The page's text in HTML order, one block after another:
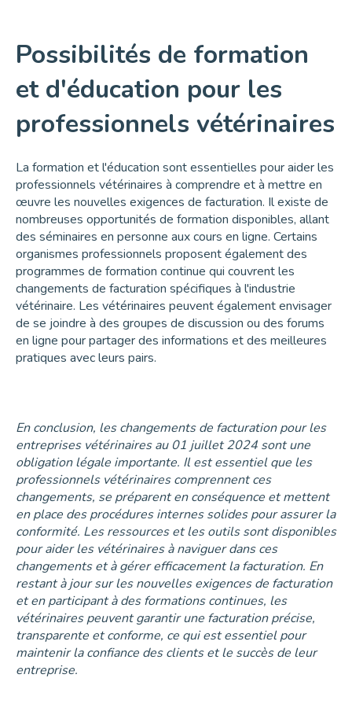
Possibilités de formation
et d'éducation pour les
professionnels vétérinaires
La formation et l'éducation sont essentielles pour aider les
professionnels vétérinaires à comprendre et à mettre en
œuvre les nouvelles exigences de facturation. Il existe de
nombreuses opportunités de formation disponibles, allant
des séminaires en personne aux cours en ligne. Certains
organismes professionnels proposent également des
programmes de formation continue qui couvrent les
changements de facturation spécifiques à l'industrie
vétérinaire. Les vétérinaires peuvent également envisager
de se joindre à des groupes de discussion ou des forums
en ligne pour partager des informations et des meilleures
pratiques avec leurs pairs.
En conclusion, les changements de facturation pour les
entreprises vétérinaires au 01 juillet 2024 sont une
obligation légale importante. Il est essentiel que les
professionnels vétérinaires comprennent ces
changements, se préparent en conséquence et mettent
en place des procédures internes solides pour assurer la
conformité. Les ressources et les outils sont disponibles
pour aider les vétérinaires à naviguer dans ces
changements et à gérer efficacement la facturation. En
restant à jour sur les nouvelles exigences de facturation
et en participant à des formations continues, les
vétérinaires peuvent garantir une facturation précise,
transparente et conforme, ce qui est essentiel pour
maintenir la confiance des clients et le succès de leur
entreprise.